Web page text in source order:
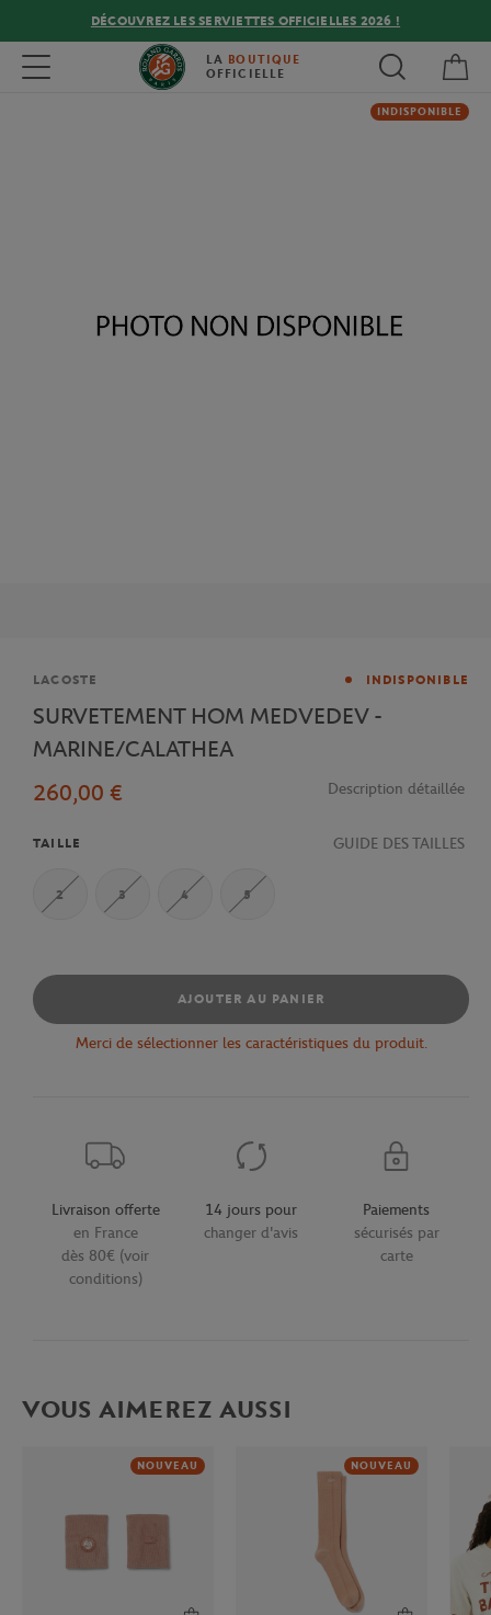
DÉCOUVREZ LES SERVIETTES OFFICIELLES 2026 !
Toggle navigation LA BOUTIQUE
OFFICIELLE
INDISPONIBLE
Marque
LACOSTE INDISPONIBLE
SURVETEMENT HOM MEDVEDEV -
MARINE/CALATHEA
260,00 €
Description détaillée
TAILLE GUIDE DES TAILLES
2 3 4 5
AJOUTER AU PANIER
Merci de sélectionner les caractéristiques du produit.
Livraison offerte
en France
dès 80€ (voir
conditions)
14 jours pour
changer d'avis
Paiements
sécurisés par
carte
VOUS AIMEREZ AUSSI
NOUVEAU NOUVEAU